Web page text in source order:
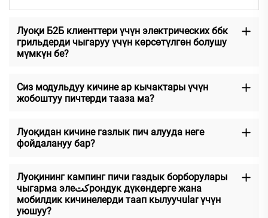
Луоқи Б2Б клиенттери үчүн электрических ббк
грильдерди чыгаруу үчүн көрсөтүлгөн болушу
мүмкүн бе?
Сиз модульдуу кичине ар кычактары үчүн
жобоштуу пичтерди тааза ма?
Луоқидан кичине газлык пич алууда неге
фойдалануу бар?
Луоқининг кампинг пичи газдык борборулары
чыгарма элеكتрондук дүкөндерге жана
мобилдик кичинелерди таап кылуучular үчүн
уюшуу?